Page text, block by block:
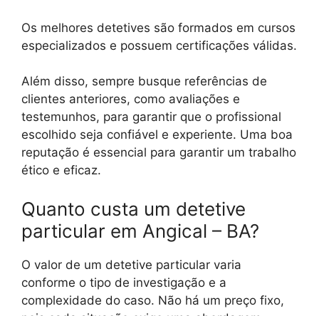
Os melhores detetives são formados em cursos
especializados e possuem certificações válidas.
Além disso, sempre busque referências de
clientes anteriores, como avaliações e
testemunhos, para garantir que o profissional
escolhido seja confiável e experiente. Uma boa
reputação é essencial para garantir um trabalho
ético e eficaz.
Quanto custa um detetive
particular em Angical – BA?
O valor de um detetive particular varia
conforme o tipo de investigação e a
complexidade do caso. Não há um preço fixo,